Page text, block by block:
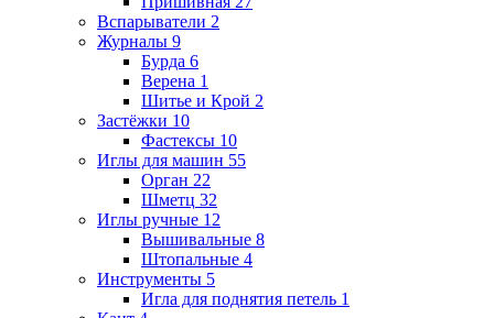
Вспарыватели 2
Журналы 9
Бурда 6
Верена 1
Шитье и Крой 2
Застёжки 10
Фастексы 10
Иглы для машин 55
Орган 22
Шметц 32
Иглы ручные 12
Вышивальные 8
Штопальные 4
Инструменты 5
Игла для поднятия петель 1